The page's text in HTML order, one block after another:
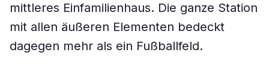
mittleres Einfamilienhaus. Die ganze Station
mit allen äußeren Elementen bedeckt
dagegen mehr als ein Fußballfeld.